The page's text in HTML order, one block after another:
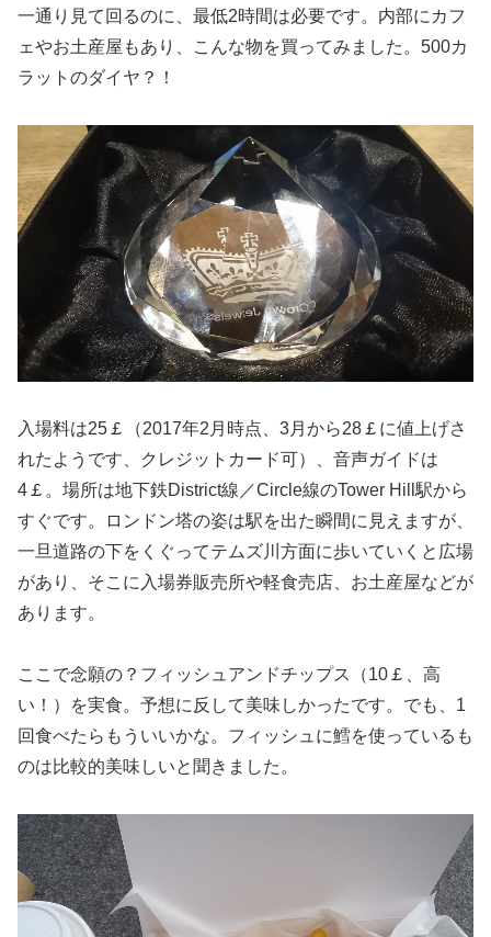
一通り見て回るのに、最低2時間は必要です。内部にカフ
ェやお土産屋もあり、こんな物を買ってみました。500カ
ラットのダイヤ？！
入場料は25￡（2017年2月時点、3月から28￡に値上げさ
れたようです、クレジットカード可）、音声ガイドは
4￡。場所は地下鉄District線／Circle線のTower Hill駅から
すぐです。ロンドン塔の姿は駅を出た瞬間に見えますが、
一旦道路の下をくぐってテムズ川方面に歩いていくと広場
があり、そこに入場券販売所や軽食売店、お土産屋などが
あります。
ここで念願の？フィッシュアンドチップス（10￡、高
い！）を実食。予想に反して美味しかったです。でも、1
回食べたらもういいかな。フィッシュに鱈を使っているも
のは比較的美味しいと聞きました。